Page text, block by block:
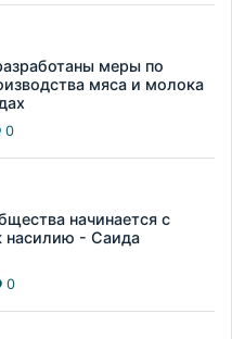
меры по
мяса и молока
0
начинается с
насилию - Саида
0